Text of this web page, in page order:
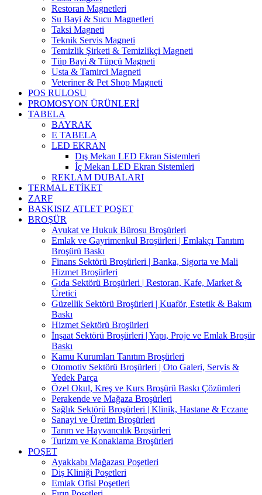
Restoran Magnetleri
Su Bayi & Sucu Magnetleri
Taksi Magneti
Teknik Servis Magneti
Temizlik Şirketi & Temizlikçi Magneti
Tüp Bayi & Tüpçü Magneti
Usta & Tamirci Magneti
Veteriner & Pet Shop Magneti
POS RULOSU
PROMOSYON ÜRÜNLERİ
TABELA
BAYRAK
E TABELA
LED EKRAN
Dış Mekan LED Ekran Sistemleri
İç Mekan LED Ekran Sistemleri
REKLAM DUBALARI
TERMAL ETİKET
ZARF
BASKISIZ ATLET POŞET
BROŞÜR
Avukat ve Hukuk Bürosu Broşürleri
Emlak ve Gayrimenkul Broşürleri | Emlakçı Tanıtım
Broşürü Baskı
Finans Sektörü Broşürleri | Banka, Sigorta ve Mali
Hizmet Broşürleri
Gıda Sektörü Broşürleri | Restoran, Kafe, Market &
Üretici
Güzellik Sektörü Broşürleri | Kuaför, Estetik & Bakım
Baskı
Hizmet Sektörü Broşürleri
İnşaat Sektörü Broşürleri | Yapı, Proje ve Emlak Broşür
Baskı
Kamu Kurumları Tanıtım Broşürleri
Otomotiv Sektörü Broşürleri | Oto Galeri, Servis &
Yedek Parça
Özel Okul, Kreş ve Kurs Broşürü Baskı Çözümleri
Perakende ve Mağaza Broşürleri
Sağlık Sektörü Broşürleri | Klinik, Hastane & Eczane
Sanayi ve Üretim Broşürleri
Tarım ve Hayvancılık Broşürleri
Turizm ve Konaklama Broşürleri
POŞET
Ayakkabı Mağazası Poşetleri
Diş Kliniği Poşetleri
Emlak Ofisi Poşetleri